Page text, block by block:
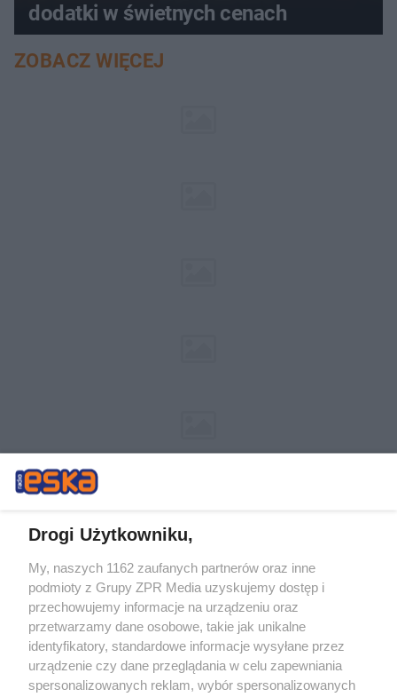
dodatki w świetnych cenach
ZOBACZ WIĘCEJ
Żaden utwór zamieszczony w serwisie nie może być powielany i
rozpowszechniany lub dalej rozpowszechniany w jakikolwiek sposób (w
tym także elektroniczny lub mechaniczny) na jakimkolwiek polu
eksploatacji w jakiejkolwiek formie, włącznie z umieszczaniem w
Internecie bez pisemnej zgody właściciela praw. Jakiekolwiek użycie lub
wykorzystanie utworów w całości lub w części z naruszeniem prawa,
tzn. bez właściwej zgody, jest zabronione pod groźbą kary i może być
ścigane prawnie.
Drogi Użytkowniku,
My, naszych 1162 zaufanych partnerów oraz inne
podmioty z Grupy ZPR Media uzyskujemy dostęp i
przechowujemy informacje na urządzeniu oraz
przetwarzamy dane osobowe, takie jak unikalne
identyfikatory, standardowe informacje wysyłane przez
urządzenie czy dane przeglądania w celu zapewniania
spersonalizowanych reklam, wybór spersonalizowanych